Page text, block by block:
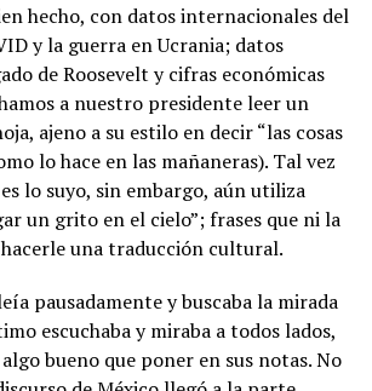
hecho, con datos internacionales del
y la guerra en Ucrania; datos
de Roosevelt y cifras económicas
a nuestro presidente leer un
ajeno a su estilo en decir “las cosas
lo hace en las mañaneras). Tal vez
lo suyo, sin embargo, aún utiliza
un grito en el cielo”; frases que ni la
una traducción cultural.
pausadamente y buscaba la mirada
escuchaba y miraba a todos lados,
bueno que poner en sus notas. No